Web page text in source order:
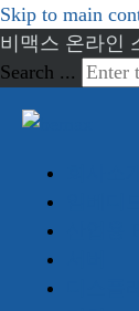
Skip to main
비맥스 온라인
Search ...